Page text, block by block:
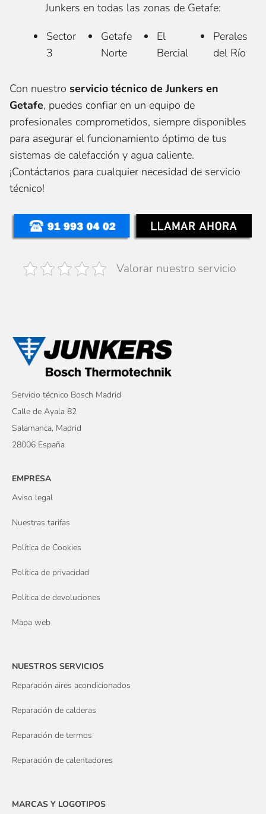
Junkers en todas las zonas de Getafe:
Sector
3
Getafe
Norte
El
Bercial
Perales
del Río
Con nuestro servicio técnico de Junkers en
Getafe, puedes confiar en un equipo de
profesionales comprometidos, siempre disponibles
para asegurar el funcionamiento óptimo de tus
sistemas de calefacción y agua caliente.
¡Contáctanos para cualquier necesidad de servicio
técnico!
Valorar nuestro servicio
Servicio técnico Bosch Madrid
Calle de Ayala 82
Salamanca, Madrid
28006 España
EMPRESA
Aviso legal
Nuestras tarifas
Política de Cookies
Política de privacidad
Política de devoluciones
Mapa web
NUESTROS SERVICIOS
Reparación aires acondicionados
Reparación de calderas
Reparación de termos
Reparación de calentadores
MARCAS Y LOGOTIPOS